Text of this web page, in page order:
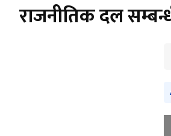
राजनीतिक दल